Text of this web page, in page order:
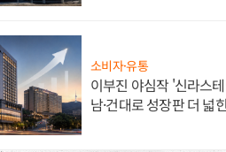
소비자·유통
이부진 야심작 '신라스
남·건대로 성장판 더 넓